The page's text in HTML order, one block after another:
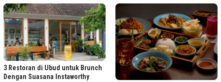
3 Restoran di Ubud untuk Brunch
Dengan Suasana Instaworthy